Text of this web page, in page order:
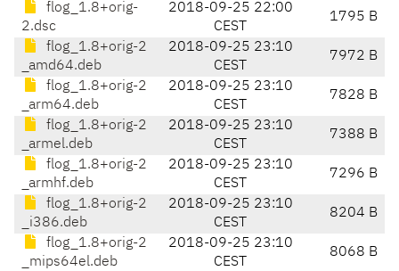
flog_1.8+orig-
2.dsc
2018-09-25 22:00
CEST
1795 B
flog_1.8+orig-2
_amd64.deb
2018-09-25 23:10
CEST
7972 B
flog_1.8+orig-2
_arm64.deb
2018-09-25 23:10
CEST
7828 B
flog_1.8+orig-2
_armel.deb
2018-09-25 23:10
CEST
7388 B
flog_1.8+orig-2
_armhf.deb
2018-09-25 23:10
CEST
7296 B
flog_1.8+orig-2
_i386.deb
2018-09-25 23:10
CEST
8204 B
flog_1.8+orig-2
_mips64el.deb
2018-09-25 23:10
CEST
8068 B